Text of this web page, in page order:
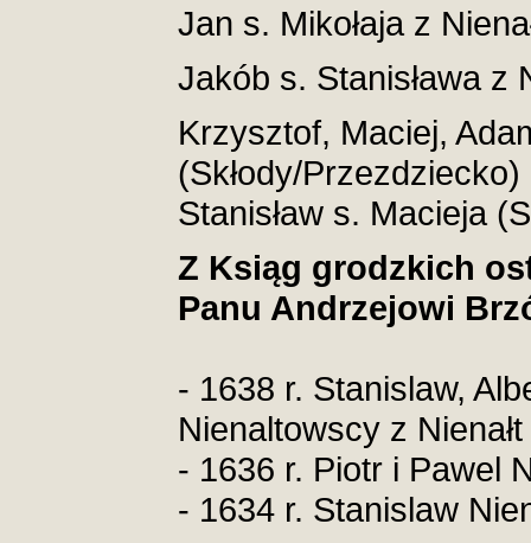
Jan s. Mikołaja z
Jakób s. Stanisława z
Krzysztof, Maciej,
(Skłody/Przezdziecko)
Stanisław s. Macieja
Z Ksiąg grodzkich
Panu Andrzejowi
- 1638 r. Stanislaw,
Nienaltowscy z
- 1636 r. Piotr i Pawel
- 1634 r. Stanislaw